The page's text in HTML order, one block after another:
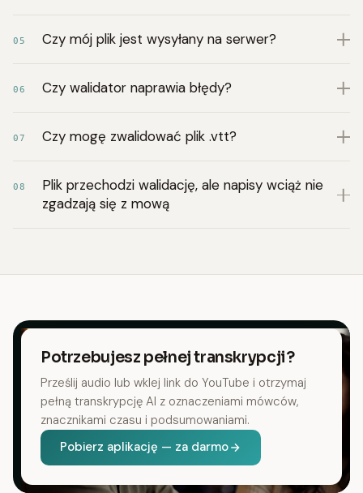
05 Czy mój plik jest wysyłany na serwer?
06 Czy walidator naprawia błędy?
07 Czy mogę zwalidować plik .vtt?
08
Plik przechodzi walidację, ale napisy wciąż nie
zgadzają się z mową
Potrzebujesz pełnej transkrypcji?
Prześlij audio lub wklej link do YouTube i otrzymaj
pełną transkrypcję AI z oznaczeniami mówców,
znacznikami czasu i podsumowaniami.
Pobierz aplikację — za darmo